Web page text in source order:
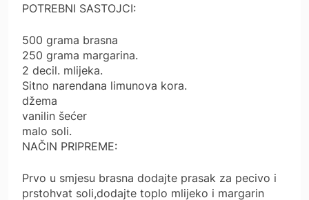
POTREBNI SASTOJCI:
500 grama brasna
250 grama margarina.
2 decil. mlijeka.
Sitno narendana limunova kora.
džema
vanilin šećer
malo soli.
NAČIN PRIPREME:
Prvo u smjesu brasna dodajte prasak za pecivo i
prstohvat soli,dodajte toplo mlijeko i margarin